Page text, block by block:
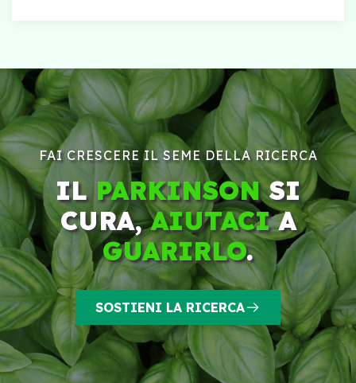
FAI CRESCERE IL SEME DELLA RICERCA
ILPARKINSONSI
CURA,AIUTACIA
GUARIRLO.
SOSTIENI LA RICERCA